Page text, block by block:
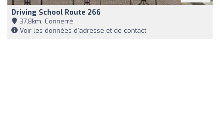
Driving School Route 266
37,8km, Connerré
Voir les données d'adresse et de contact